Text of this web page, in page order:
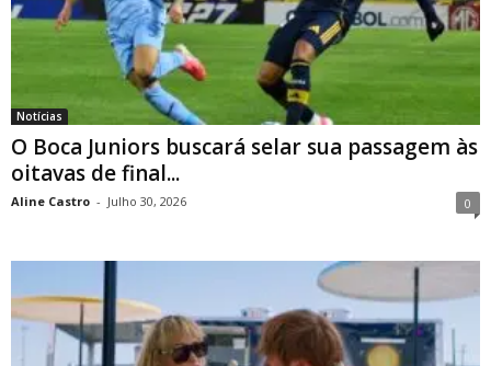
Notícias
O Boca Juniors buscará selar sua passagem às
oitavas de final...
Aline Castro - Julho 30, 2026 0